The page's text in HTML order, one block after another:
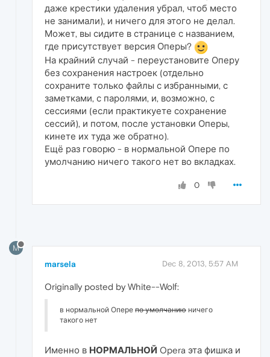
даже крестики удаления убрал, чтоб место
не занимали), и ничего для этого не делал.
Может, вы сидите в странице с названием,
где присутствует версия Оперы?
На крайний случай - переустановите Оперу
без сохранения настроек (отдельно
сохраните только файлы с избранными, с
заметками, с паролями, и, возможно, с
сессиями (если практикуете сохранение
сессий), и потом, после установки Оперы,
кинете их туда же обратно).
Ещё раз говорю - в нормальной Опере по
умолчанию ничего такого нет во вкладках.
0
M
marsela Dec 8, 2013, 5:57 AM
Originally posted by White--Wolf:
в нормальной Опере по умолчанию ничего
такого нет
Именно в НОРМАЛЬНОЙ Opera эта фишка и